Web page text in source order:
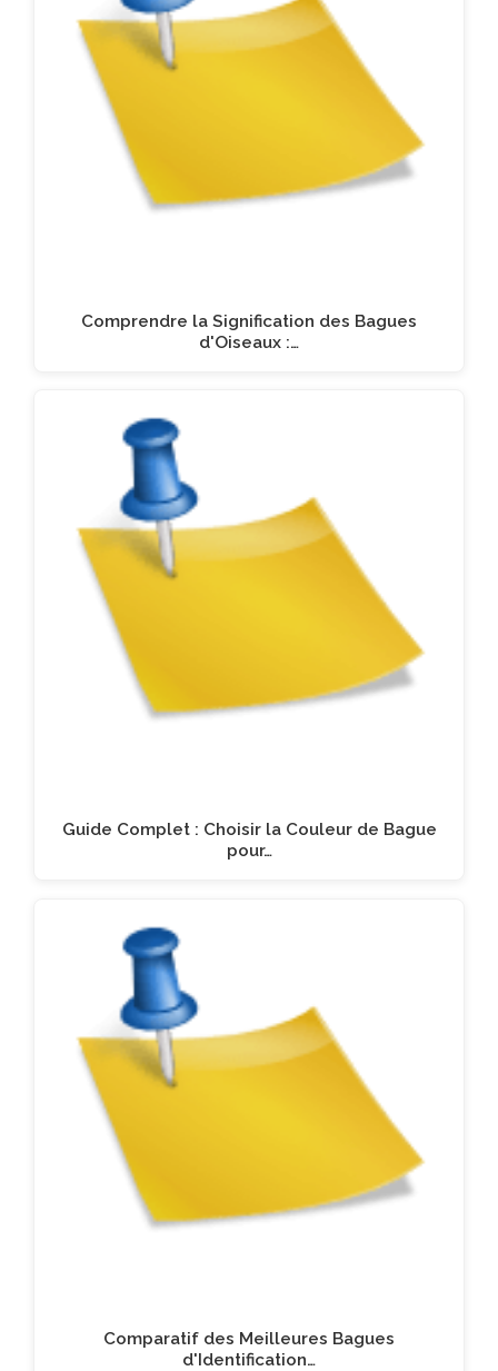
Comprendre la Signification des Bagues
d'Oiseaux :…
Guide Complet : Choisir la Couleur de Bague
pour…
Comparatif des Meilleures Bagues
d'Identification…